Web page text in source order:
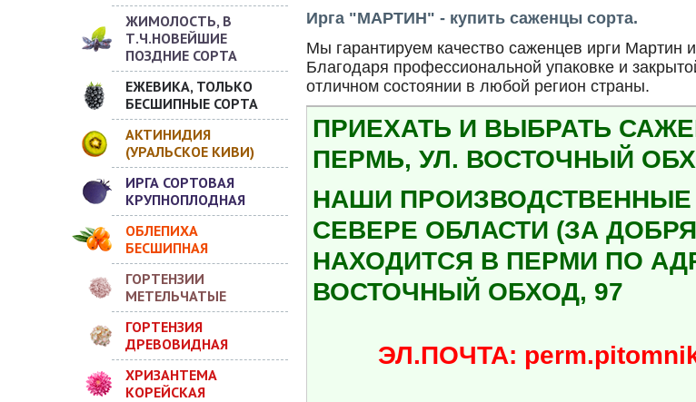
ЖИМОЛОСТЬ, В
Т.Ч.НОВЕЙШИЕ
ПОЗДНИЕ СОРТА
ЕЖЕВИКА, ТОЛЬКО
БЕСШИПНЫЕ СОРТА
АКТИНИДИЯ
(УРАЛЬСКОЕ КИВИ)
ИРГА СОРТОВАЯ
КРУПНОПЛОДНАЯ
ОБЛЕПИХА
БЕСШИПНАЯ
ГОРТЕНЗИИ
МЕТЕЛЬЧАТЫЕ
ГОРТЕНЗИЯ
ДРЕВОВИДНАЯ
ХРИЗАНТЕМА
КОРЕЙСКАЯ
Ирга "МАРТИН" - купить саженцы сорта.
Мы гарантируем качество саженцев ирги Мартин
Благодаря профессиональной упаковке и
отличном состоянии в любой регион страны.
ПРИЕХАТЬ И ВЫБРАТЬ
ПЕРМЬ, УЛ. ВОСТОЧНЫЙ
НАШИ ПРОИЗВОДСТВЕННЫЕ
СЕВЕРЕ ОБЛАСТИ (ЗА
НАХОДИТСЯ В ПЕРМИ ПО
ВОСТОЧНЫЙ ОБХОД, 97
ЭЛ.ПОЧТА: